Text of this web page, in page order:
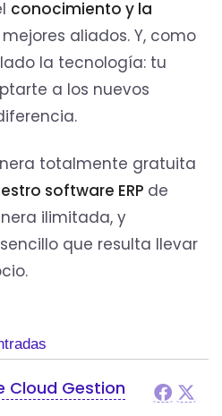
conocimiento y la
aliados. Y, como
la tecnología: tu
a los nuevos
totalmente gratuita
software ERP de
ilimitada, y
que resulta llevar
Cloud Gestion